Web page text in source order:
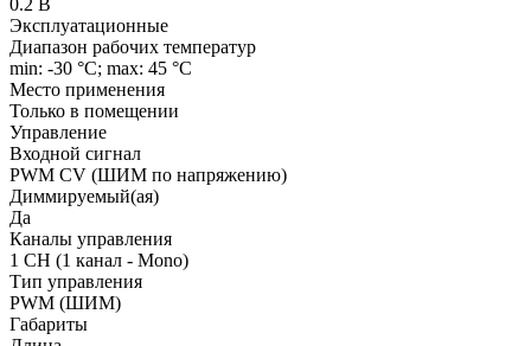
Эксплуатационные
Диапазон рабочих температур
min: -30 °C; max: 45 °C
Место применения
Только в помещении
Управление
Входной сигнал
PWM СV (ШИМ по напряжению)
Диммируемый(ая)
Да
Каналы управления
1 CH (1 канал - Mono)
Тип управления
PWM (ШИМ)
Габариты